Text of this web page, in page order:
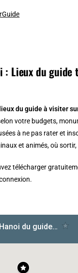
: Lieux du
du guide à visiter
votre budgets,
à ne pas rater et
et animés, où
télécharger